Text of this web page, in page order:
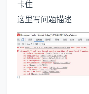
卡住
这里写问题描述